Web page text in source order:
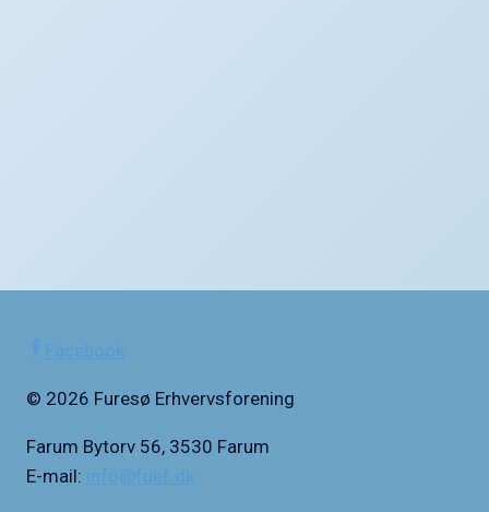
Facebook
© 2026 Furesø Erhvervsforening
Farum Bytorv 56, 3530 Farum
E-mail: info@fuef.dk